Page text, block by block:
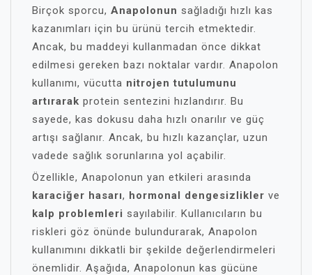
Birçok sporcu, Anapolonun sağladığı hızlı kas
kazanımları için bu ürünü tercih etmektedir.
Ancak, bu maddeyi kullanmadan önce dikkat
edilmesi gereken bazı noktalar vardır. Anapolon
kullanımı, vücutta nitrojen tutulumunu
artırarak protein sentezini hızlandırır. Bu
sayede, kas dokusu daha hızlı onarılır ve güç
artışı sağlanır. Ancak, bu hızlı kazançlar, uzun
vadede sağlık sorunlarına yol açabilir.
Özellikle, Anapolonun yan etkileri arasında
karaciğer hasarı, hormonal dengesizlikler ve
kalp problemleri sayılabilir. Kullanıcıların bu
riskleri göz önünde bulundurarak, Anapolon
kullanımını dikkatli bir şekilde değerlendirmeleri
önemlidir. Aşağıda, Anapolonun kas gücüne